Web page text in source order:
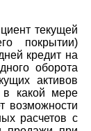
текущей
покрытии)
кредит на
оборота
активов
в какой мере
возможности
расчетов с